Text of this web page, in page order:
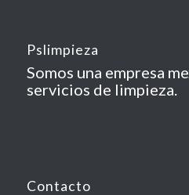
Pslimpieza
Somos una empresa
servicios de limpieza.
Contacto